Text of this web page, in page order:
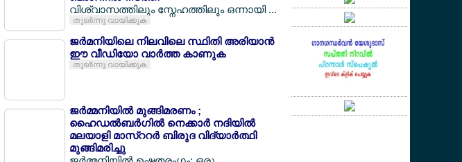
വിശ്വാസത്തിലും സ്നേഹത്തിലും ഒന്നായി ...
തുടര്‍ന്നു വായിക്കുക
ജര്‍മനിയിലെ നിലവിലെ സ്ഥിതി അരിയാന്‍
ഈ വീഡിയോ വാര്‍ത്ത കാണുക
തുടര്‍ന്നു വായിക്കുക
ജര്‍മ്മനിയില്‍ മുങ്ങിമരണം ;
ഹൈഡല്‍ബര്‍ഗില്‍ നെക്കാര്‍ നദിയില്‍
മലയാളി മാസ്ററര്‍ ബിരുദ വിദ്യാര്‍ത്ഥി
മുങ്ങിമരിച്ചു